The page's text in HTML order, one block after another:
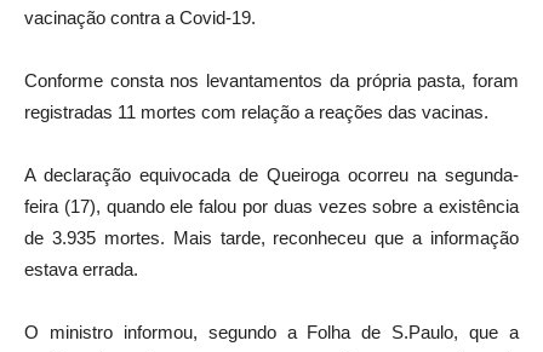
vacinação contra a Covid-19.
Conforme consta nos levantamentos da própria pasta, foram
registradas 11 mortes com relação a reações das vacinas.
A declaração equivocada de Queiroga ocorreu na segunda-
feira (17), quando ele falou por duas vezes sobre a existência
de 3.935 mortes. Mais tarde, reconheceu que a informação
estava errada.
O ministro informou, segundo a Folha de S.Paulo, que a